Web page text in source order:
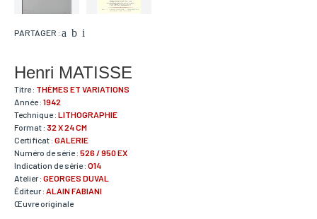
PARTAGER :
Henri MATISSE
Titre : THÈMES ET VARIATIONS
Année : 1942
Technique : LITHOGRAPHIE
Format : 32 X 24 CM
Certificat : GALERIE
Numéro de série : 526 / 950 EX
Indication de série : O14
Atelier : GEORGES DUVAL
Éditeur : ALAIN FABIANI
Œuvre originale